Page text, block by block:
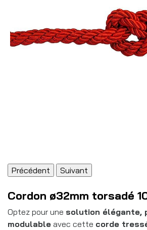
Précédent Suivant
Cordon ø32mm torsadé
Optez pour une solution élégante,
modulable avec cette corde